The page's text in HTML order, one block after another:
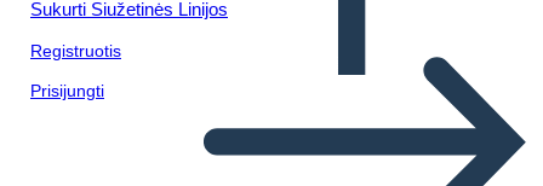
Sukurti Siužetinės Linijos
Registruotis
Prisijungti